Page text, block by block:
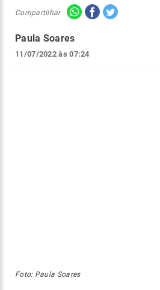
Compartilhar
Paula Soares
11/07/2022 às 07:24
Foto: Paula Soares